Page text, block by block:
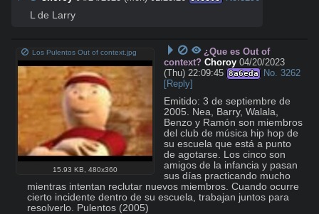
L de Larry
Los Pulentos Out of context.jpg
15.93 KB ,480x360
¿Que es Out of
context? Choroy 04/20/2023
(Thu) 22:09:45 8a6eda No. 3262
[Reply]
Emitido: 3 de septiembre de
2005. Nea, Barry, Walala,
Benzo y Ramón son miembros
del club de música hip hop de
su escuela que está a punto
de agotarse. Los cinco son
amigos de la infancia y pasan
sus días practicando mucho
mientras intentan reclutar nuevos miembros. Cuando ocurre
cierto incidente dentro de su escuela, trabajan juntos para
resolverlo. Pulentos (2005)